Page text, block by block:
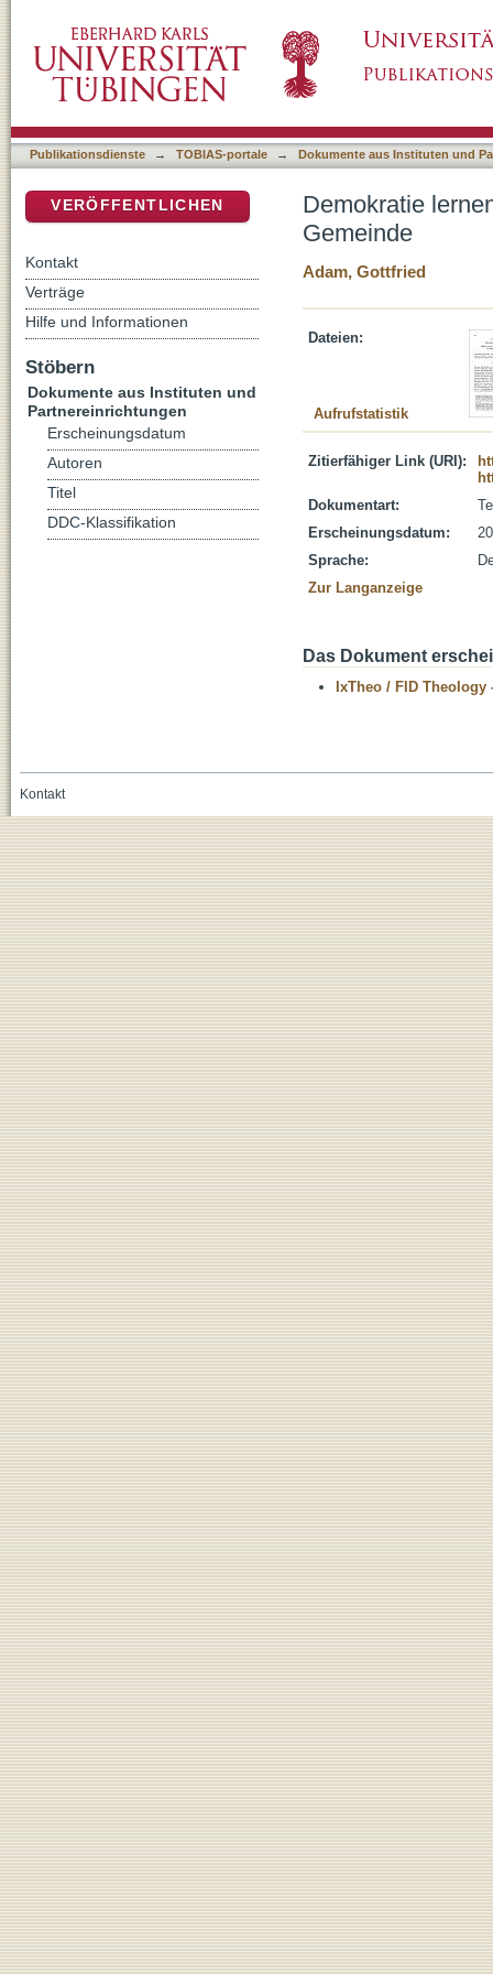
Publikationsdienste → TOBIAS-portale → Dokumente aus Instituten und
Demokratie
Gemeinde
Adam, Gottfried
Dateien:
Aufrufstatistik
Zitierfähiger Link (URI):
Dokumentart:
Erscheinungsdatum:
Sprache:
Zur Langanzeige
Das Dokument
IxTheo / FID Theology
VERÖFFENTLICHEN
Kontakt
Verträge
Hilfe und Informationen
Stöbern
Dokumente aus Instituten und
Partnereinrichtungen
Erscheinungsdatum
Autoren
Titel
DDC-Klassifikation
Kontakt